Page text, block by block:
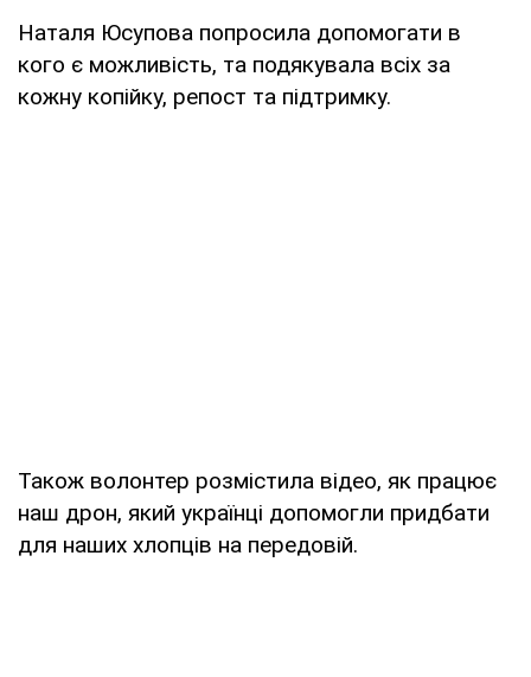
Наталя Юсупова попросила допомогати в
кого є можливість, та подякувала всіх за
кожну копійку, репост та підтримку.
Також волонтер розмістила відео, як працює
наш дрон, який українці допомогли придбати
для наших хлопців на передовій.